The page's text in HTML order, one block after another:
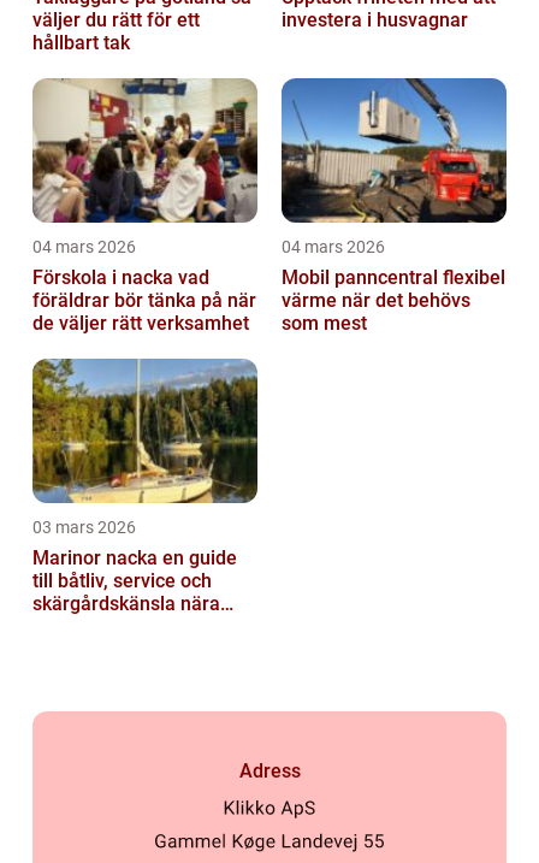
väljer du rätt för ett
hållbart tak
investera i husvagnar
04 mars 2026
Förskola i nacka vad
föräldrar bör tänka på när
de väljer rätt verksamhet
04 mars 2026
Mobil panncentral flexibel
värme när det behövs
som mest
03 mars 2026
Marinor nacka en guide
till båtliv, service och
skärgårdskänsla nära
Adress